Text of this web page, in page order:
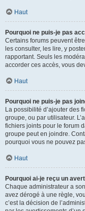
Haut
Pourquoi ne puis-je pas
Certains forums peuvent
les consulter, les lire, y
rapportant. Seuls les
accorder ces accès, vous
Haut
Pourquoi ne puis-je pas
La possibilité d’ajouter des
groupe, ou par utilisateur.
fichiers joints pour le forum
groupe peut en joindre.
pourquoi vous ne pouvez
Haut
Pourquoi ai-je reçu un
Chaque administrateur a
avez dérogé à une règle,
c’est la décision de